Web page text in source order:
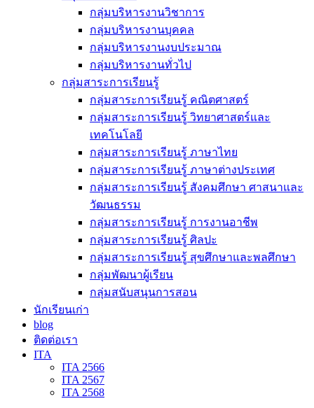
กลุ่มบริหารงานวิชาการ
กลุ่มบริหารงานบุคคล
กลุ่มบริหารงานงบประมาณ
กลุ่มบริหารงานทั่วไป
กลุ่มสาระการเรียนรู้
กลุ่มสาระการเรียนรู้ คณิตศาสตร์
กลุ่มสาระการเรียนรู้ วิทยาศาสตร์และ
เทคโนโลยี
กลุ่มสาระการเรียนรู้ ภาษาไทย
กลุ่มสาระการเรียนรู้ ภาษาต่างประเทศ
กลุ่มสาระการเรียนรู้ สังคมศึกษา ศาสนาและ
วัฒนธรรม
กลุ่มสาระการเรียนรู้ การงานอาชีพ
กลุ่มสาระการเรียนรู้ ศิลปะ
กลุ่มสาระการเรียนรู้ สุขศึกษาและพลศึกษา
กลุ่มพัฒนาผู้เรียน
กลุ่มสนับสนุนการสอน
นักเรียนเก่า
blog
ติดต่อเรา
ITA
ITA 2566
ITA 2567
ITA 2568